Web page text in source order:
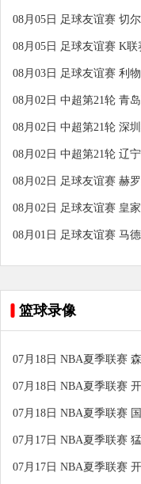
08月05日 足球友谊赛 切
08月05日 足球友谊赛 K
08月03日 足球友谊赛 利
08月02日 中超第21轮 青
08月02日 中超第21轮 深
08月02日 中超第21轮 辽
08月02日 足球友谊赛 赫
08月02日 足球友谊赛 皇
08月01日 足球友谊赛 马
篮球录像
07月18日 NBA夏季联赛
07月18日 NBA夏季联赛
07月18日 NBA夏季联赛
07月17日 NBA夏季联赛
07月17日 NBA夏季联赛